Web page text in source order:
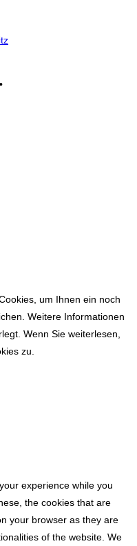
•
um Ihnen ein noch
Weitere Informationen
Wenn Sie weiterlesen,
zu.
experience while you
the cookies that are
your browser as they are
of the website. We